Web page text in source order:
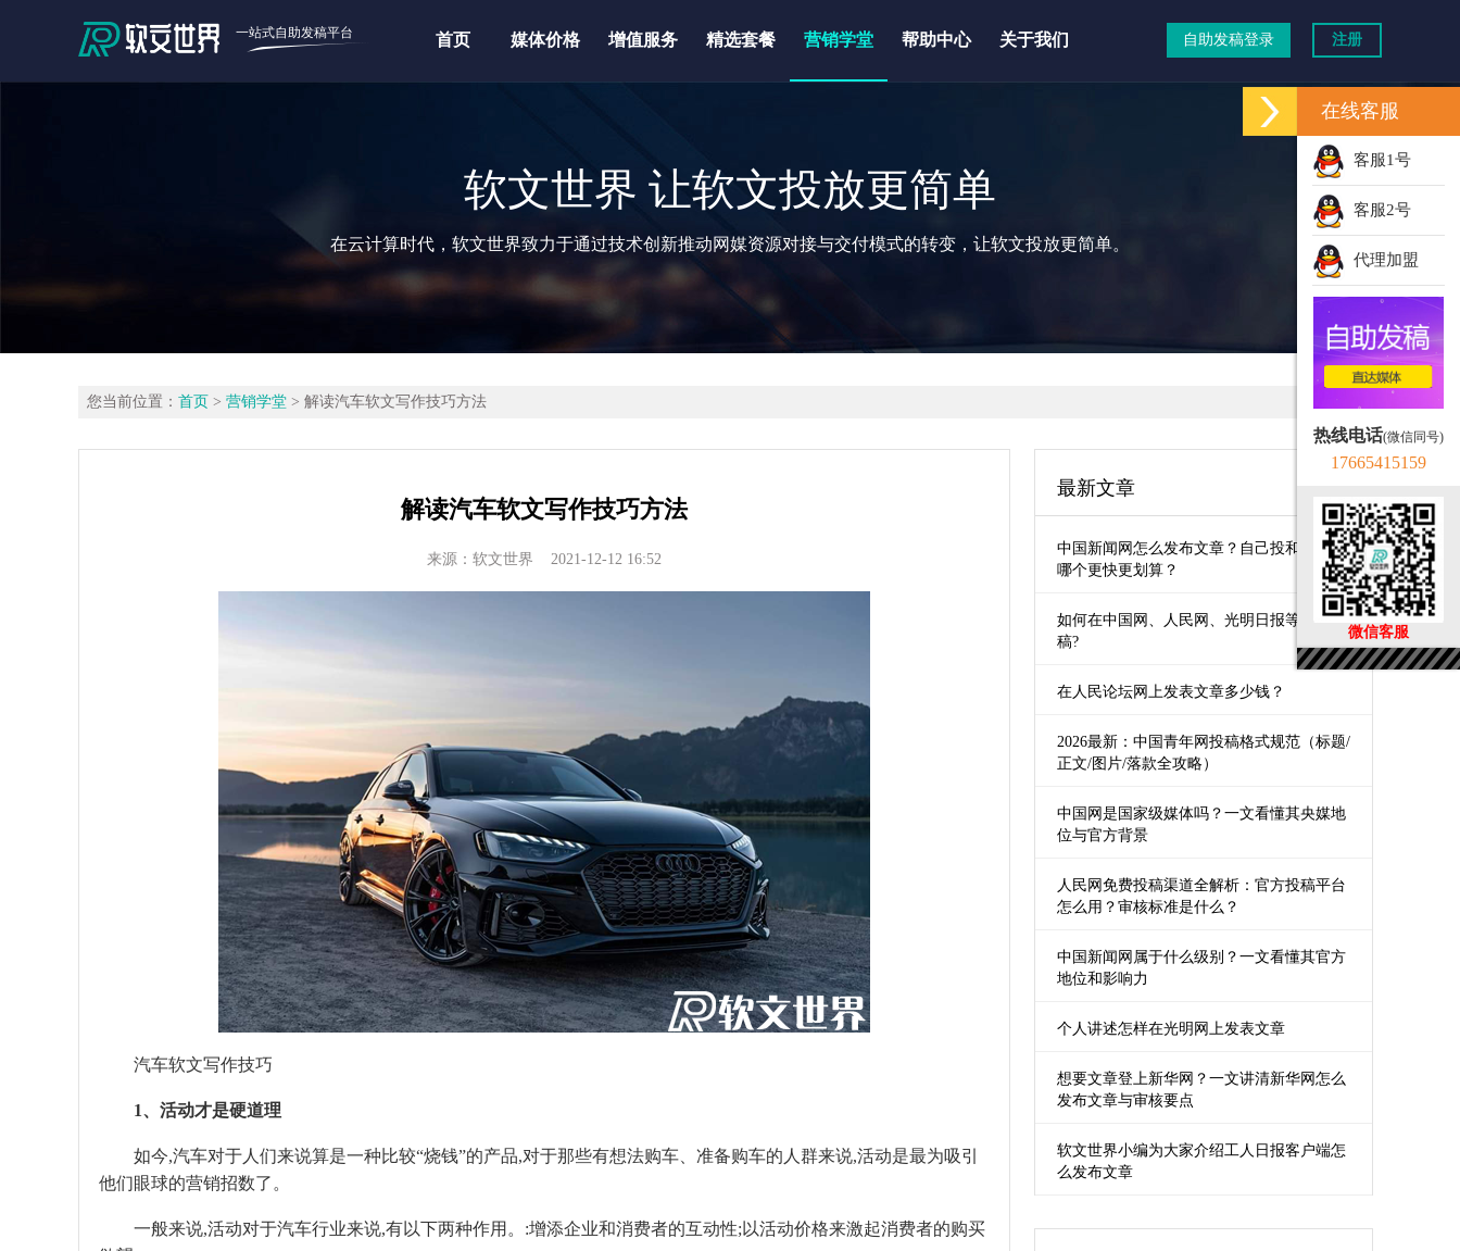
一站式自助发稿平台 首页 媒体价格 增值服务 精选套餐 营销学堂 帮助中心 关于我们 自助发稿登录 注册
软文世界 让软文投放更简单
在云计算时代，软文世界致力于通过技术创新推动网媒资源对接与交付模式的转变，让软文投放更简单。
您当前位置： 首页 > 营销学堂 > 解读汽车软文写作技巧方法
解读汽车软文写作技巧方法
来源：软文世界 2021-12-12 16:52
汽车软文写作技巧
1、活动才是硬道理
如今,汽车对于人们来说算是一种比较“烧钱”的产品,对于那些有想法购车、准备购车的人群来说,活动是最为吸引
他们眼球的营销招数了。
一般来说,活动对于汽车行业来说,有以下两种作用。:增添企业和消费者的互动性;以活动价格来激起消费者的购买
最新文章
中国新闻网怎么发布文章？自己投和第三方
哪个更快更划算？
如何在中国网、人民网、光明日报等媒体发
稿?
在人民论坛网上发表文章多少钱？
2026最新：中国青年网投稿格式规范（标题/
正文/图片/落款全攻略）
中国网是国家级媒体吗？一文看懂其央媒地
位与官方背景
人民网免费投稿渠道全解析：官方投稿平台
怎么用？审核标准是什么？
中国新闻网属于什么级别？一文看懂其官方
地位和影响力
个人讲述怎样在光明网上发表文章
想要文章登上新华网？一文讲清新华网怎么
发布文章与审核要点
软文世界小编为大家介绍工人日报客户端怎
么发布文章
在线客服
客服1号
客服2号
代理加盟
热线电话(微信同号)
17665415159
微信客服